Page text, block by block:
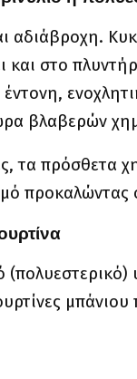
αδιάβροχη.
και στο
έντονη,
βλαβερών
τα πρόσθετα
προκαλώντας